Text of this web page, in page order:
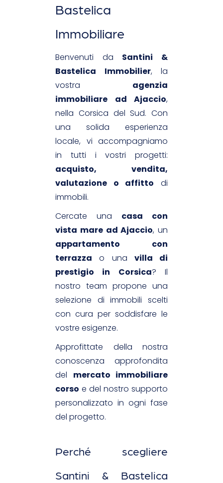
Bastelica
Immobiliare
Benvenuti da Santini &
Bastelica Immobilier, la
vostra agenzia
immobiliare ad Ajaccio,
nella Corsica del Sud. Con
una solida esperienza
locale, vi accompagniamo
in tutti i vostri progetti:
acquisto, vendita,
valutazione o affitto di
immobili.
Cercate una casa con
vista mare ad Ajaccio, un
appartamento con
terrazza o una villa di
prestigio in Corsica? Il
nostro team propone una
selezione di immobili scelti
con cura per soddisfare le
vostre esigenze.
Approfittate della nostra
conoscenza approfondita
del mercato immobiliare
corso e del nostro supporto
personalizzato in ogni fase
del progetto.
Perché scegliere
Santini & Bastelica